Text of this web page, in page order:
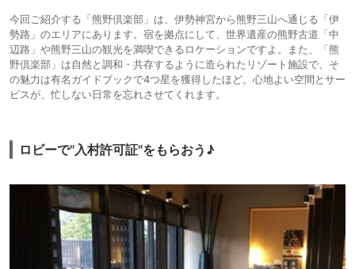
今回ご紹介する「熊野倶楽部」は、伊勢神宮から熊野三⼭へ通じる「伊
勢路」のエリアにあります。宿を拠点にして、世界遺産の熊野古道「中
辺路」や熊野三⼭の観光を満喫できるロケーションですよ。また、「熊
野倶楽部」は自然と調和・共存するように造られたリゾート施設で、そ
の魅力は有名ガイドブックで4つ星を獲得したほど。心地よい空間とサー
ビスが、忙しない日常を忘れさせてくれます。
ロビーで"入村許可証"をもらおう♪